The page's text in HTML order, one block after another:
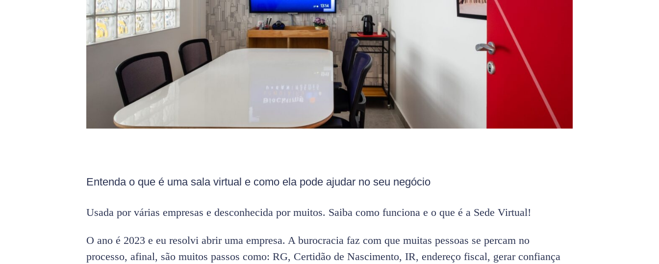
Entenda o que é uma sala virtual e como ela pode ajudar no seu negócio
Usada por várias empresas e desconhecida por muitos. Saiba como funciona e o que é a Sede Virtual!
O ano é 2023 e eu resolvi abrir uma empresa. A burocracia faz com que muitas pessoas se percam no
processo, afinal, são muitos passos como: RG, Certidão de Nascimento, IR, endereço fiscal, gerar confiança